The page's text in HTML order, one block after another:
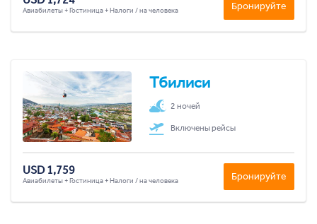
Авиабилеты + Гостиница + Налоги / на человека Бронируйте
Тбилиси
2 ночей
Включены рейсы
USD 1,759
Авиабилеты + Гостиница + Налоги / на человека Бронируйте